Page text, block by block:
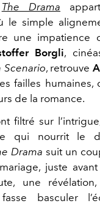
The Drama
le simple
une impatience
Borgli,
Scenario, retrouve
failles humaines,
de la romance.
filtré sur
qui nourrit le
Drama suit un
juste
une
basculer